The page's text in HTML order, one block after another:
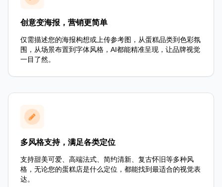
创意变海报，营销更简单
仅需描述您的海报构想或上传参考图，从蛋糕品类到色彩氛
围，从场景布置到字体风格，AI都能精准呈现，让品牌视觉
一目了然。
多风格支持，满足各类定位
支持甜美可爱、高端法式、简约清新、复古怀旧等多种风
格，无论您的蛋糕店是什么定位，都能找到最适合的视觉表
达。